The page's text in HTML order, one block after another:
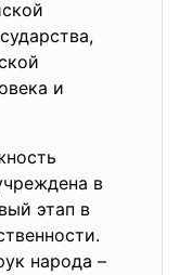
и
в
этап в
народа –